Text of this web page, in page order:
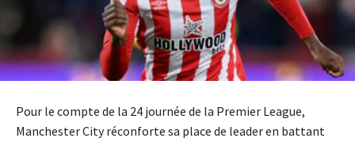
Pour le compte de la 24 journée de la Premier League,
Manchester City réconforte sa place de leader en battant